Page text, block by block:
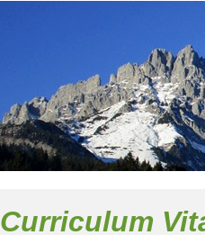
Curriculum